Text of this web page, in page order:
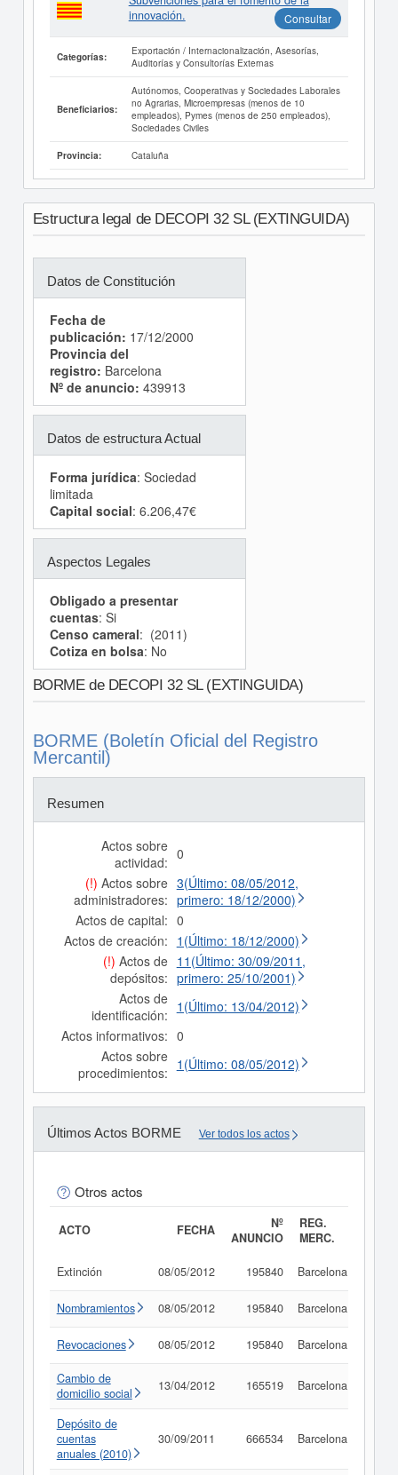
innovación.
Consultar
Categorías:
Exportación / Internacionalización, Asesorías,
Auditorías y Consultorías Externas
Beneficiarios:
Autónomos, Cooperativas y Sociedades Laborales
no Agrarias, Microempresas (menos de 10
empleados), Pymes (menos de 250 empleados),
Sociedades Civiles
Provincia: Cataluña
Estructura legal de DECOPI 32 SL (EXTINGUIDA)
Datos de Constitución
Fecha de
publicación: 17/12/2000
Provincia del
registro: Barcelona
Nº de anuncio: 439913
Datos de estructura Actual
Forma jurídica: Sociedad
limitada
Capital social: 6.206,47€
Aspectos Legales
Obligado a presentar
cuentas: Si
Censo cameral: (2011)
Cotiza en bolsa: No
BORME de DECOPI 32 SL (EXTINGUIDA)
BORME (Boletín Oficial del Registro
Mercantil)
Resumen
Actos sobre
actividad: 0
(!) Actos sobre
administradores:
3(Último: 08/05/2012,
primero: 18/12/2000)
Actos de capital: 0
Actos de creación: 1(Último: 18/12/2000)
(!) Actos de
depósitos:
11(Último: 30/09/2011,
primero: 25/10/2001)
Actos de
identificación: 1(Último: 13/04/2012)
Actos informativos: 0
Actos sobre
procedimientos: 1(Último: 08/05/2012)
Últimos Actos BORME Ver todos los actos
Otros actos
ACTO FECHA
Nº
ANUNCIO
REG.
MERC.
Extinción 08/05/2012 195840 Barcelona
Nombramientos 08/05/2012 195840 Barcelona
Revocaciones 08/05/2012 195840 Barcelona
Cambio de
domicilio social
13/04/2012 165519 Barcelona
Depósito de
cuentas
anuales (2010)
30/09/2011 666534 Barcelona